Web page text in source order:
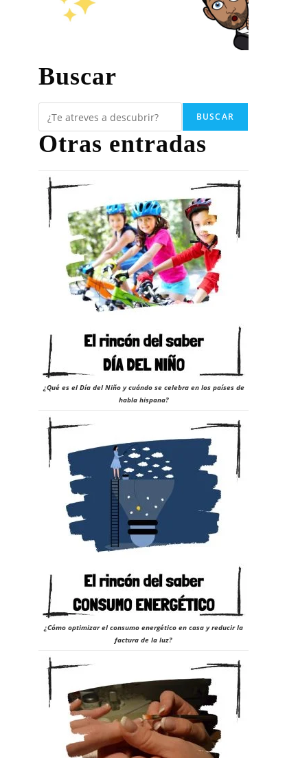
Buscar
BUSCAR
Otras entradas
¿Qué es el Día del Niño y cuándo se celebra en los países de
habla hispana?
¿Cómo optimizar el consumo energético en casa y reducir la
factura de la luz?